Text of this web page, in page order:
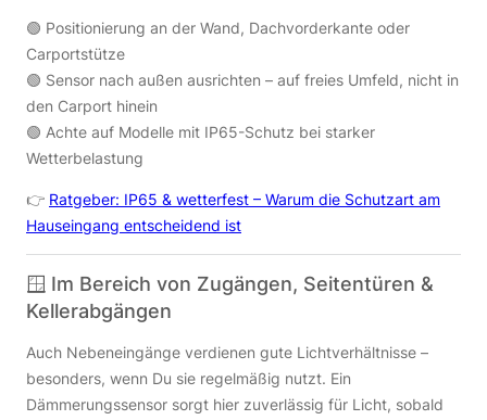
🟢 Positionierung an der Wand, Dachvorderkante oder
Carportstütze
🟢 Sensor nach außen ausrichten – auf freies Umfeld, nicht in
den Carport hinein
🟢 Achte auf Modelle mit IP65-Schutz bei starker
Wetterbelastung
👉 Ratgeber: IP65 & wetterfest – Warum die Schutzart am
Hauseingang entscheidend ist
🪟 Im Bereich von Zugängen, Seitentüren &
Kellerabgängen
Auch Nebeneingänge verdienen gute Lichtverhältnisse –
besonders, wenn Du sie regelmäßig nutzt. Ein
Dämmerungssensor sorgt hier zuverlässig für Licht, sobald